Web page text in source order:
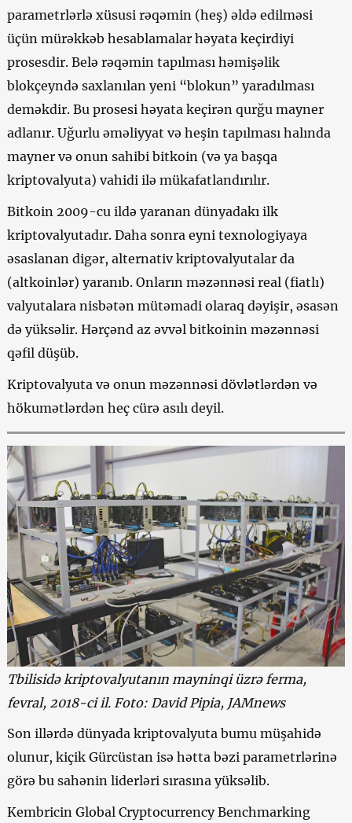
parametrlərlə xüsusi rəqəmin (heş) əldə edilməsi
üçün mürəkkəb hesablamalar həyata keçirdiyi
prosesdir. Belə rəqəmin tapılması həmişəlik
blokçeyndə saxlanılan yeni “blokun” yaradılması
deməkdir. Bu prosesi həyata keçirən qurğu mayner
adlanır. Uğurlu əməliyyat və heşin tapılması halında
mayner və onun sahibi bitkoin (və ya başqa
kriptovalyuta) vahidi ilə mükafatlandırılır.
Bitkoin 2009-cu ildə yaranan dünyadakı ilk
kriptovalyutadır.Daha sonra eyni texnologiyaya
əsaslanan digər, alternativ kriptovalyutalar da
(altkoinlər) yaranıb. Onların məzənnəsi real (fiatlı)
valyutalara nisbətən mütəmadi olaraq dəyişir, əsasən
də yüksəlir. Hərçənd az əvvəl bitkoinin məzənnəsi
qəfil düşüb.
Kriptovalyuta və onun məzənnəsi dövlətlərdən və
hökumətlərdən heç cürə asılı deyil.
Tbilisidə kriptovalyutanın mayninqi üzrə ferma,
fevral, 2018-ci il. Foto: David Pipia, JAMnews
Son illərdə dünyada kriptovalyuta bumu müşahidə
olunur, kiçik Gürcüstan isə hətta bəzi parametrlərinə
görə bu sahənin liderləri sırasına yüksəlib.
Kembricin Global Cryptocurrency Benchmarking